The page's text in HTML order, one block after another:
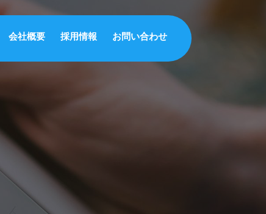
会社概要 採用情報 お問い合わせ